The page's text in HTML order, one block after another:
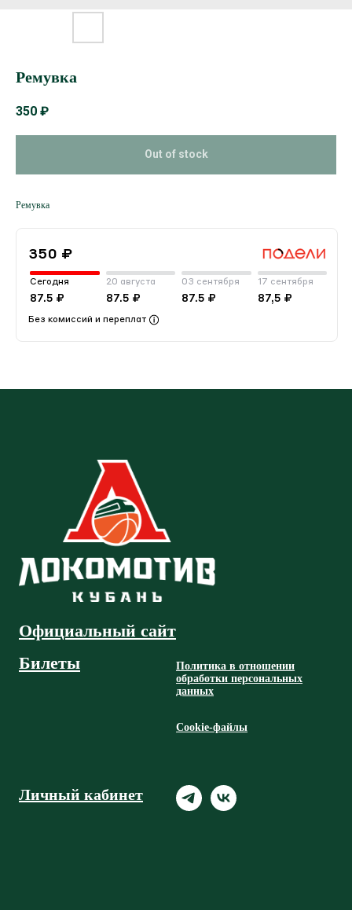
Ремувка
350 ₽
Out of stock
Ремувка
350 ₽
Сегодня
87.5 ₽
20 августа
87.5 ₽
03 сентября
87.5 ₽
17 сентября
87,5 ₽
Без комиссий и переплат
Официальный сайт
Билеты
Политика в отношении
обработки персональных
данных
Cookie-файлы
Личный кабинет